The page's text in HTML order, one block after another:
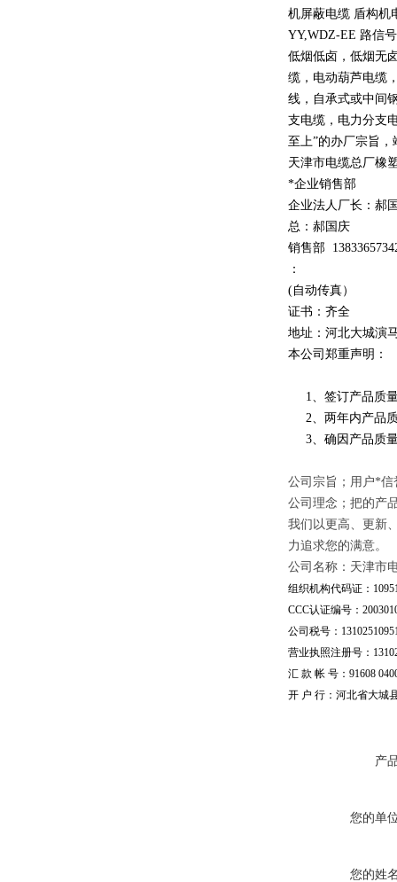
机屏蔽电缆 盾构机
YY,WDZ-EE 路信
低烟低卤，低烟无
缆，电动葫芦电缆
线，自承式或中间
支电缆，电力分支
至上”的办厂宗旨，
天津市电缆总厂橡
*企业销售部
企业法人厂长：郝
总：郝国庆
销售部 13833
：
(自动传真）
证书：齐全
地址：河北大城演
本公司郑重声明：
1、签订产品质量
2、两年内产品质
3、确因产品质量
公司宗旨；用户*
公司理念；把的产
我们以更高、更新
力追求您的满意。
公司名称：天津市
组织机构代码证：
CCC认证编号：
公司税号：
营业执照注册号：
汇 款 帐 号：91608
开 户 行：河北省大城
产
您的单
您的姓